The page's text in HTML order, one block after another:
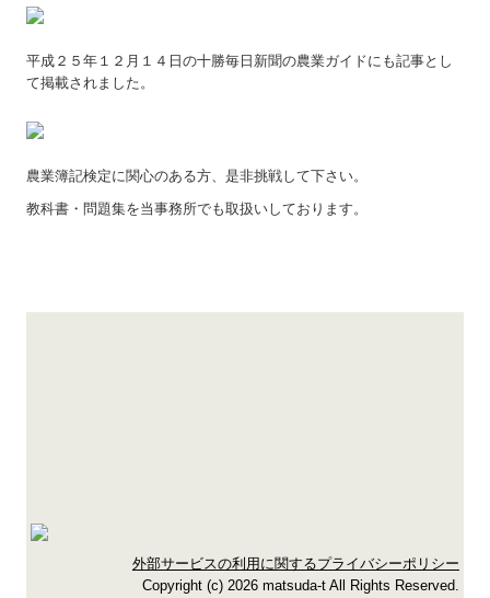
平成２５年１２月１４日の十勝毎日新聞の農業ガイドにも記事とし
て掲載されました。
農業簿記検定に関心のある方、是非挑戦して下さい。
教科書・問題集を当事務所でも取扱いしております。
外部サービスの利用に関するプライバシーポリシー
Copyright (c) 2026 matsuda-t All Rights Reserved.